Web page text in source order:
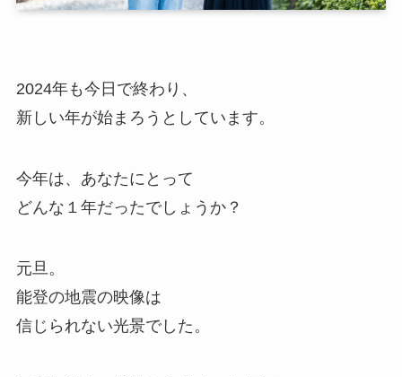
2024年も今日で終わり、
新しい年が始まろうとしています。
今年は、あなたにとって
どんな１年だったでしょうか？
元旦。
能登の地震の映像は
信じられない光景でした。